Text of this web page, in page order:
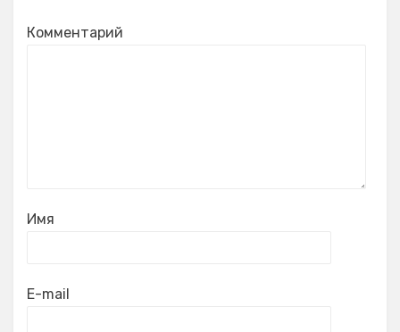
Комментарий
Имя
E-mail